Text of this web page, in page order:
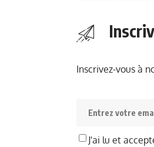
Inscrivez-vous à
J'ai lu et